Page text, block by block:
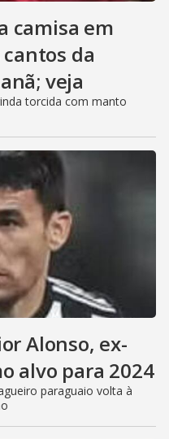
camisa em
da
veja
torcida com manto
Alonso, ex-
alvo para 2024
paraguaio volta à